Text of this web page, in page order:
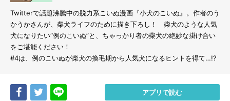
Twitterで話題沸騰中の脱力系こいぬ漫画『小犬のこいぬ』。作者のう
かうかさんが、柴犬ライフのために描き下ろし！ 柴犬のような人気
犬になりたい“例のこいぬ”と、ちゃっかり者の柴犬の絶妙な掛け合い
をご堪能ください！
#4は、例のこいぬが柴犬の換毛期から人気犬になるヒントを得て…!?
Share Tweet アプリで読む